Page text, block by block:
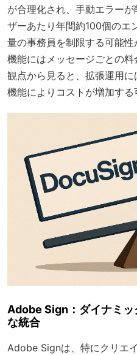
が合理化され、手動エラー
ザーあたり年間約100個のエ
量の事務員を制限する可能
機能にはメッセージごとの
観点から見ると、拡張運用
機能によりコストが増加する
Adobe Sign：ダイナミッ
な統合
Adobe Signは、特にクリエ